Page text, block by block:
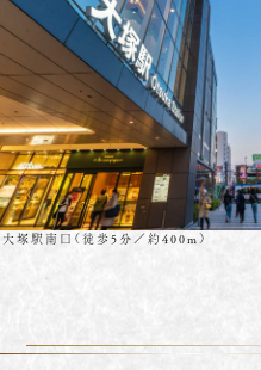
DESIGN
ROOM
EQUIPMENT
大塚駅南口（徒歩5分／約400m）